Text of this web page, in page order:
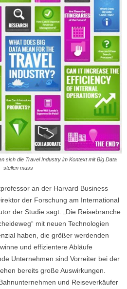
sich die Travel Industry im Kontext mit Big Data
stellen muss
an der Harvard Business
der Forschung am International
der Studie sagt: „Die Reisebranche
mit neuen Technologien
haben, die größer werdenden
und effizientere Abläufe
Unternehmen sind Vorreiter bei der
bereits große Auswirkungen.
und Reiseverkäufer